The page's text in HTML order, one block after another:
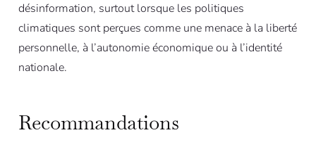
désinformation, surtout lorsque les politiques
climatiques sont perçues comme une menace à la liberté
personnelle, à l’autonomie économique ou à l’identité
nationale.
Recommandations